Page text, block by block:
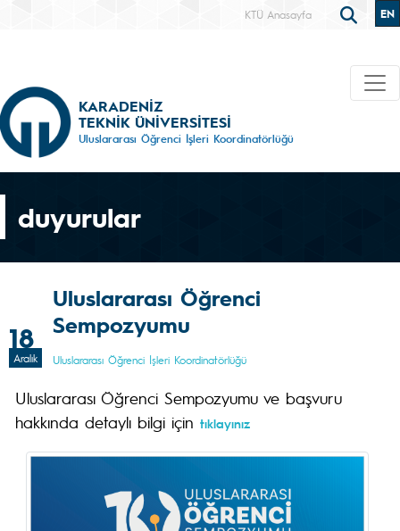
KTÜ Anasayfa EN
KARADENİZ
TEKNİK ÜNİVERSİTESİ
Uluslararası Öğrenci İşleri Koordinatörlüğü
duyurular
18
Aralık
Uluslararası Öğrenci
Sempozyumu
Uluslararası Öğrenci İşleri Koordinatörlüğü
Uluslararası Öğrenci Sempozyumu ve başvuru
hakkında detaylı bilgi için tıklayınız